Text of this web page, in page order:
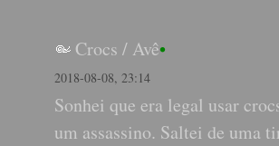
Crocs / Avê•
2018-08-08, 23:14
Sonhei que era legal usar
um assassino. Saltei de uma